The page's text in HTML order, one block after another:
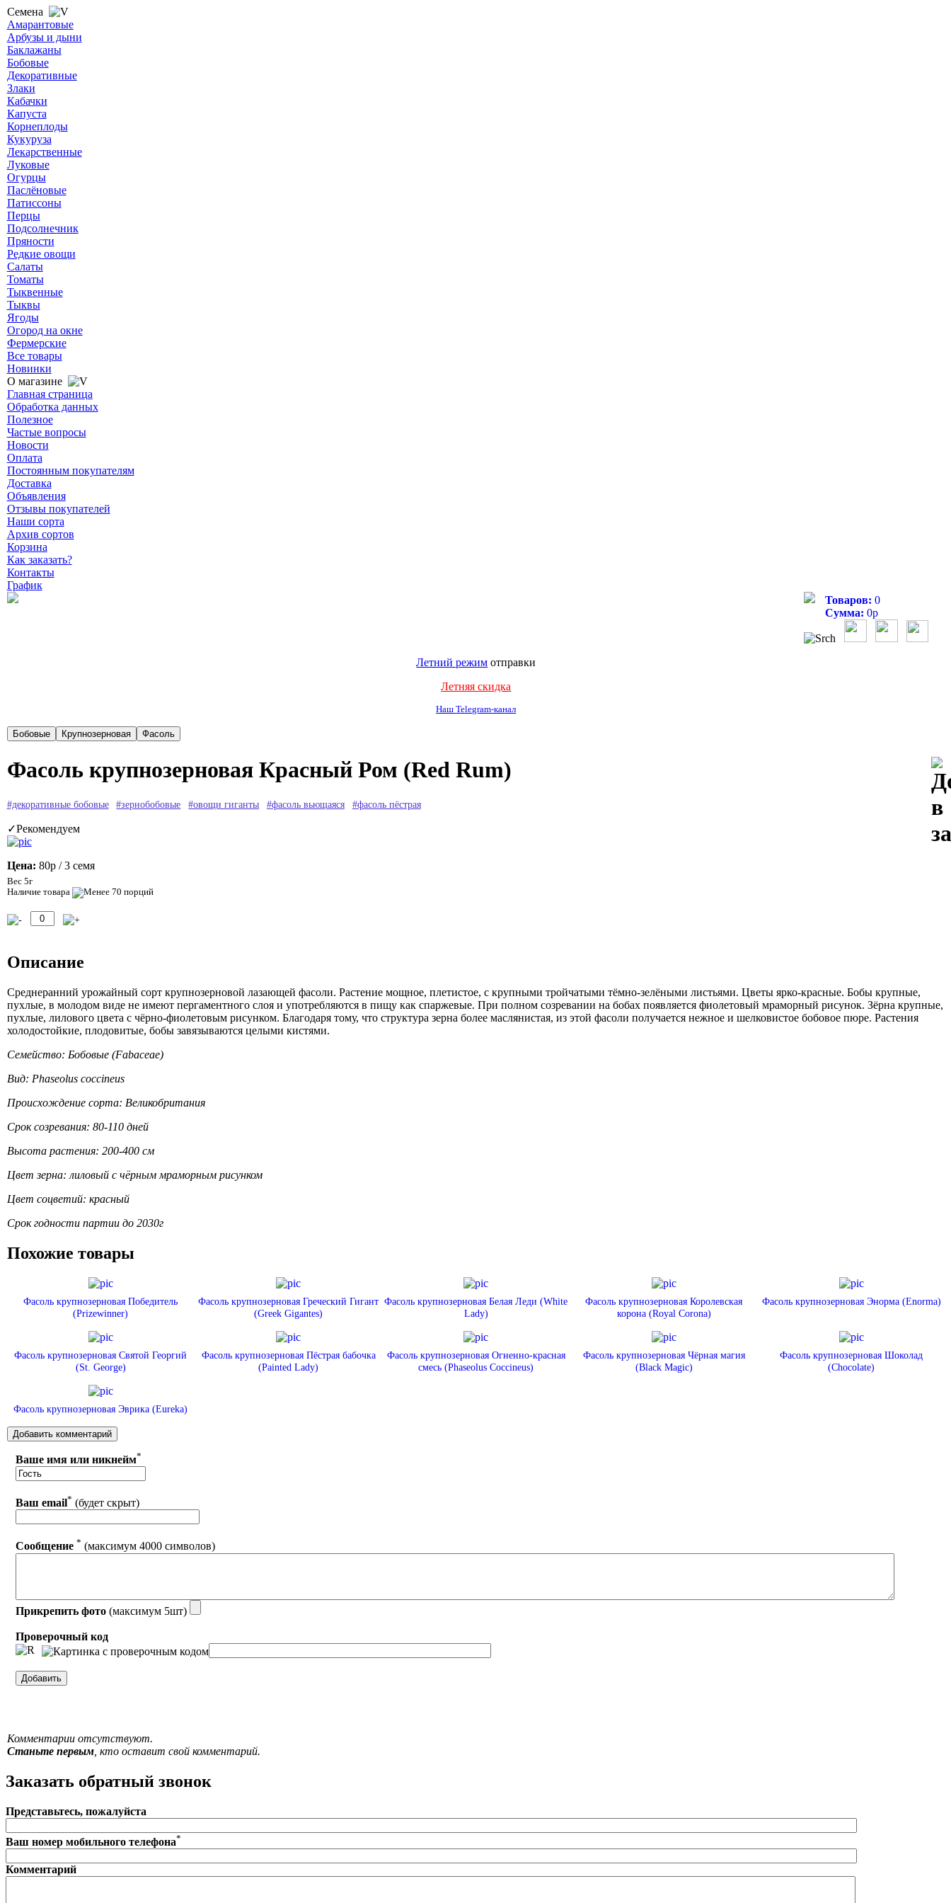
Семена
Амарантовые
Арбузы и дыни
Баклажаны
Бобовые
Декоративные
Злаки
Кабачки
Капуста
Корнеплоды
Кукуруза
Лекарственные
Луковые
Огурцы
Паслёновые
Патиссоны
Перцы
Подсолнечник
Пряности
Редкие овощи
Салаты
Томаты
Тыквенные
Тыквы
Ягоды
Огород на окне
Фермерские
Все товары
Новинки
О магазине
Главная страница
Обработка данных
Полезное
Частые вопросы
Новости
Оплата
Постоянным покупателям
Доставка
Объявления
Отзывы покупателей
Наши сорта
Архив сортов
Корзина
Как заказать?
Контакты
График
Товаров: 0
Сумма: 0р
Летний режим отправки
Летняя скидка
Наш Telegram-канал
Фасоль крупнозерновая Красный Ром (Red Rum)
#декоративные бобовые #зернобобовые #овощи гиганты #фасоль вьющаяся #фасоль пёстрая
✓Рекомендуем
Цена: 80р / 3 семя
Вес 5г
Наличие товара
Описание
Среднеранний урожайный сорт крупнозерновой лазающей фасоли. Растение мощное, плетистое, с крупными тройчатыми тёмно-зелёными листьями. Цветы ярко-красные. Бобы крупные,
пухлые, в молодом виде не имеют пергаментного слоя и употребляются в пищу как спаржевые. При полном созревании на бобах появляется фиолетовый мраморный рисунок. Зёрна крупные,
пухлые, лилового цвета с чёрно-фиолетовым рисунком. Благодаря тому, что структура зерна более маслянистая, из этой фасоли получается нежное и шелковистое бобовое пюре. Растения
холодостойкие, плодовитые, бобы завязываются целыми кистями.
Семейство: Бобовые (Fabaceae)
Вид: Phaseolus coccineus
Происхождение сорта: Великобритания
Срок созревания: 80-110 дней
Высота растения: 200-400 см
Цвет зерна: лиловый с чёрным мраморным рисунком
Цвет соцветий: красный
Срок годности партии до 2030г
Похожие товары
Фасоль крупнозерновая Победитель
(Prizewinner)
Фасоль крупнозерновая Греческий Гигант
(Greek Gigantes)
Фасоль крупнозерновая Белая Леди (White
Lady)
Фасоль крупнозерновая Королевская
корона (Royal Corona)
Фасоль крупнозерновая Энорма (Enorma)
Фасоль крупнозерновая Святой Георгий
(St. George)
Фасоль крупнозерновая Пёстрая бабочка
(Painted Lady)
Фасоль крупнозерновая Огненно-красная
смесь (Phaseolus Сoccineus)
Фасоль крупнозерновая Чёрная магия
(Black Magic)
Фасоль крупнозерновая Шоколад
(Chocolate)
Фасоль крупнозерновая Эврика (Eureka)
Ваше имя или никнейм*
Ваш email* (будет скрыт)
Сообщение * (максимум 4000 символов)
Прикрепить фото (максимум 5шт)
Проверочный код
Комментарии отсутствуют.
Станьте первым, кто оставит свой комментарий.
Заказать обратный звонок
Представьтесь, пожалуйста
Ваш номер мобильного телефона*
Комментарий